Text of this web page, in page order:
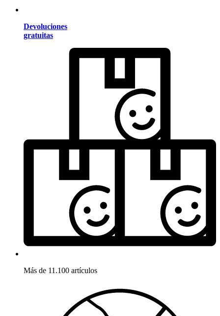
Devoluciones
gratuitas
Más de 11.100 artículos